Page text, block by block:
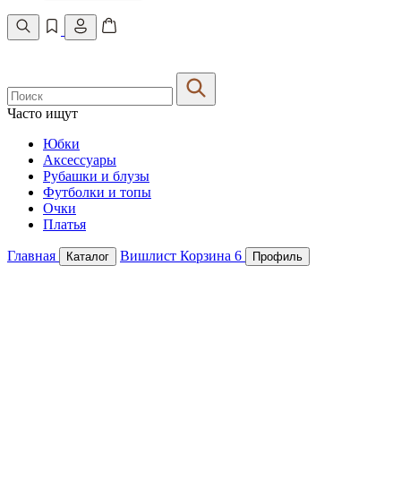
Часто ищут
Юбки
Аксессуары
Рубашки и блузы
Футболки и топы
Очки
Платья
Главная Каталог Вишлист Корзина 6 Профиль